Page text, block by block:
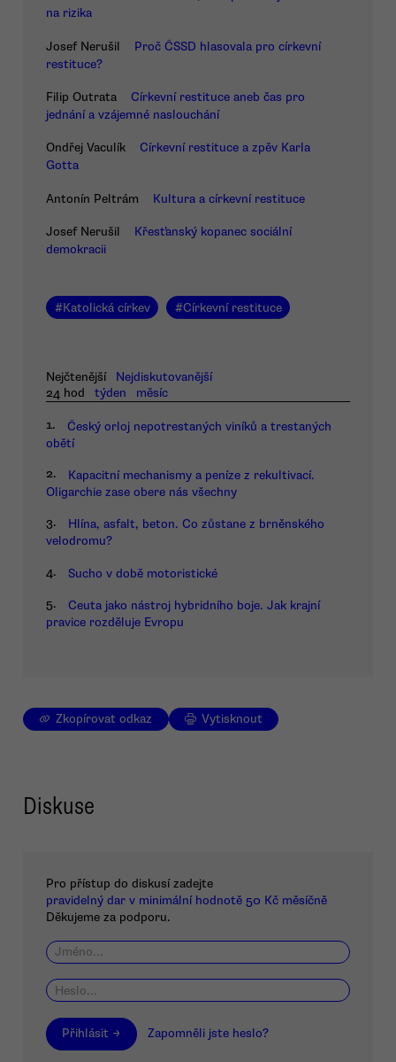
na rizika
Josef Nerušil
Proč ČSSD hlasovala pro církevní
restituce?
Filip Outrata
Církevní restituce aneb čas pro
jednání a vzájemné naslouchání
Ondřej Vaculík
Církevní restituce a zpěv Karla
Gotta
Antonín Peltrám Kultura a církevní restituce
Josef Nerušil
Křesťanský kopanec sociální
demokracii
#Katolická církev #Církevní restituce
Nejčtenější
Nejdiskutovanější
24 hod
týden měsíc
1.
Český orloj nepotrestaných viníků a trestaných
obětí
2.
Kapacitní mechanismy a peníze z rekultivací.
Oligarchie zase obere nás všechny
3.
Hlína, asfalt, beton. Co zůstane z brněnského
velodromu?
4. Sucho v době motoristické
5.
Ceuta jako nástroj hybridního boje. Jak krajní
pravice rozděluje Evropu
Zkopírovat odkaz Vytisknout
Diskuse
Pro přístup do diskusí zadejte
pravidelný dar v minimální hodnotě 50 Kč měsíčně
Děkujeme za podporu.
Přihlásit → Zapomněli jste heslo?